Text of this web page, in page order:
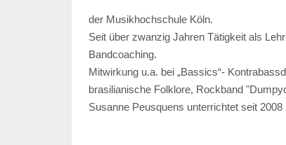
der Musikhochschule Köln.
Seit über zwanzig Jahren Tätigkeit als
Bandcoaching.
Mitwirkung u.a. bei „Bassics“-
brasilianische Folklore, Rockband
Susanne Peusquens unterrichtet seit